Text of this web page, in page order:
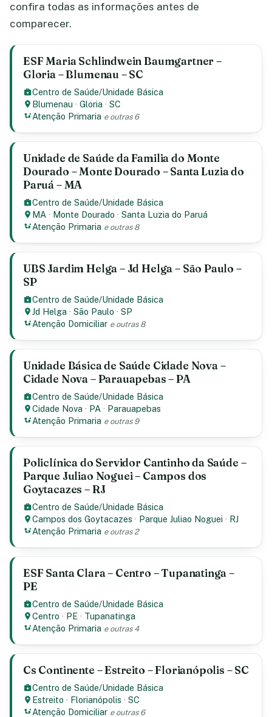
confira todas as informações antes de
comparecer.
ESF Maria Schlindwein Baumgartner –
Gloria – Blumenau – SC
Centro de Saúde/Unidade Básica
Blumenau ·Gloria ·SC
Atenção Primaria e outras 6
Unidade de Saúde da Familia do Monte
Dourado – Monte Dourado – Santa Luzia do
Paruá – MA
Centro de Saúde/Unidade Básica
MA · Monte Dourado ·Santa Luzia do Paruá
Atenção Primaria e outras 8
UBS Jardim Helga – Jd Helga – São Paulo –
SP
Centro de Saúde/Unidade Básica
Jd Helga ·São Paulo ·SP
Atenção Domiciliar e outras 8
Unidade Básica de Saúde Cidade Nova –
Cidade Nova – Parauapebas – PA
Centro de Saúde/Unidade Básica
Cidade Nova · PA · Parauapebas
Atenção Primaria e outras 9
Policlínica do Servidor Cantinho da Saúde –
Parque Juliao Noguei – Campos dos
Goytacazes – RJ
Centro de Saúde/Unidade Básica
Campos dos Goytacazes · Parque Juliao Noguei · RJ
Atenção Primaria e outras 2
ESF Santa Clara – Centro – Tupanatinga –
PE
Centro de Saúde/Unidade Básica
Centro · PE · Tupanatinga
Atenção Primaria e outras 4
Cs Continente – Estreito – Florianópolis – SC
Centro de Saúde/Unidade Básica
Estreito · Florianópolis ·SC
Atenção Domiciliar e outras 6